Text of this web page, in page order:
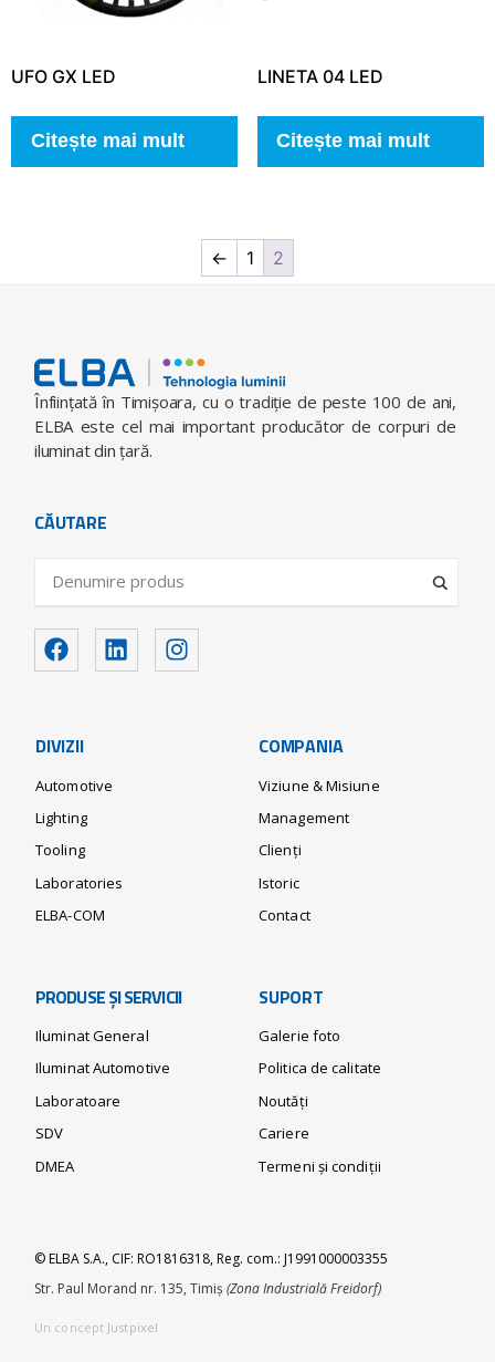
UFO GX LED
Citește mai mult
LINETA 04 LED
Citește mai mult
← 1 2
Înfiinţată în Timişoara, cu o tradiţie de peste 100 de ani,
ELBA este cel mai important producător de corpuri de
iluminat din ţară.
CĂUTARE
DIVIZII
Automotive
Lighting
Tooling
Laboratories
ELBA-COM
COMPANIA
Viziune & Misiune
Management
Clienți
Istoric
Contact
PRODUSE ȘI SERVICII
Iluminat General
Iluminat Automotive
Laboratoare
SDV
DMEA
SUPORT
Galerie foto
Politica de calitate
Noutăți
Cariere
Termeni și condiții
© ELBA S.A., CIF: RO1816318, Reg. com.: J1991000003355
Str. Paul Morand nr. 135, Timiș(Zona Industrială Freidorf)
Un concept Justpixel